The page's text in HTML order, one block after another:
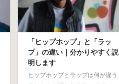
「ヒップホップ」と「ラッ
プ」の違い｜分かりやすく説
明します
ヒップホップとラップは何が違う